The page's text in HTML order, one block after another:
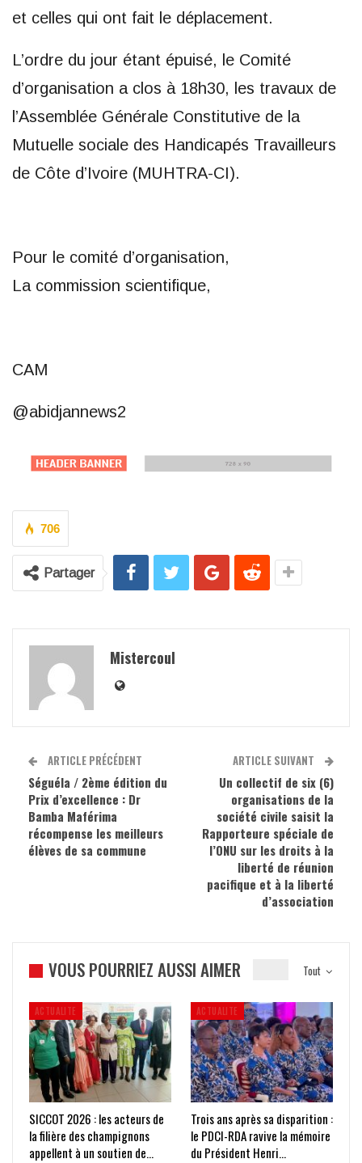
et celles qui ont fait le déplacement.
L’ordre du jour étant épuisé, le Comité
d’organisation a clos à 18h30, les travaux de
l’Assemblée Générale Constitutive de la
Mutuelle sociale des Handicapés Travailleurs
de Côte d’Ivoire (MUHTRA-CI).
Pour le comité d’organisation,
La commission scientifique,
CAM
@abidjannews2
706
Partager
Mistercoul
ARTICLE PRÉCÉDENT
Séguéla / 2ème édition du
Prix d’excellence : Dr
Bamba Maférima
récompense les meilleurs
élèves de sa commune
ARTICLE SUIVANT
Un collectif de six (6)
organisations de la
société civile saisit la
Rapporteure spéciale de
l’ONU sur les droits à la
liberté de réunion
pacifique et à la liberté
d’association
Tout
VOUS POURRIEZ AUSSI AIMER
ACTUALITE
SICCOT 2026 : les acteurs de
la filière des champignons
appellent à un soutien de…
ACTUALITE
Trois ans après sa disparition :
le PDCI-RDA ravive la mémoire
du Président Henri…